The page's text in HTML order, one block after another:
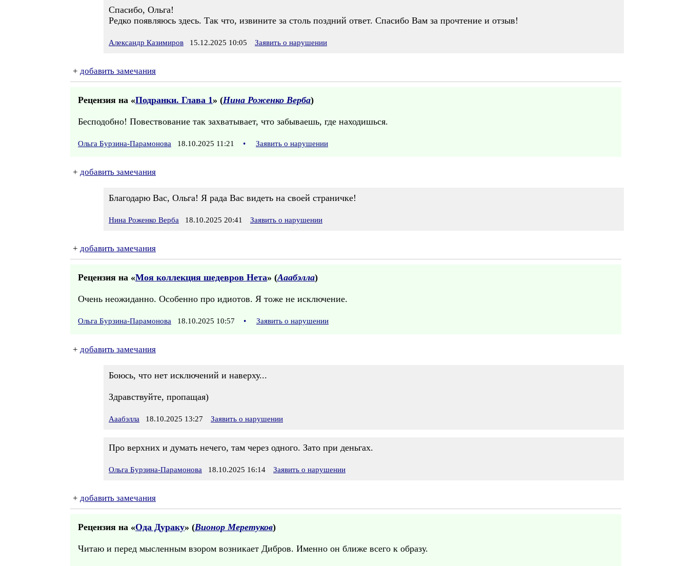
Спасибо, Ольга!
Редко появляюсь здесь. Так что, извините за столь поздний ответ. Спасибо Вам за прочтение и отзыв!
Александр Казимиров 15.12.2025 10:05 Заявить о нарушении
+ добавить замечания
Рецензия на «Подранки. Глава 1» (Нина Роженко Верба)
Бесподобно! Повествование так захватывает, что забываешь, где находишься.
Ольга Бурзина-Парамонова 18.10.2025 11:21 • Заявить о нарушении
+ добавить замечания
Благодарю Вас, Ольга! Я рада Вас видеть на своей страничке!
Нина Роженко Верба 18.10.2025 20:41 Заявить о нарушении
+ добавить замечания
Рецензия на «Моя коллекция шедевров Нета» (Ааабэлла)
Очень неожиданно. Особенно про идиотов. Я тоже не исключение.
Ольга Бурзина-Парамонова 18.10.2025 10:57 • Заявить о нарушении
+ добавить замечания
Боюсь, что нет исключений и наверху...
Здравствуйте, пропащая)
Ааабэлла 18.10.2025 13:27 Заявить о нарушении
Про верхних и думать нечего, там через одного. Зато при деньгах.
Ольга Бурзина-Парамонова 18.10.2025 16:14 Заявить о нарушении
+ добавить замечания
Рецензия на «Ода Дураку» (Вионор Меретуков)
Читаю и перед мысленным взором возникает Дибров. Именно он ближе всего к образу.